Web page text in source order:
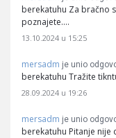
berekatuhu Za bračno
poznajete.…
13.10.2024 u 15:25
mersadm je unio
berekatuhu Tražite
28.09.2024 u 19:26
mersadm je unio
berekatuhu Pitanje nije